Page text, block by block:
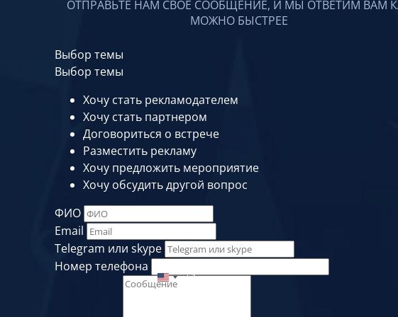
ОТПРАВЬТЕ НАМ СВОЕ СООБЩЕНИЕ, И МЫ ОТВЕТИМ ВАМ
МОЖНО БЫСТРЕЕ
Выбор темы
Выбор темы
Хочу стать рекламодателем
Хочу стать партнером
Договориться о встрече
Разместить рекламу
Хочу предложить мероприятие
Хочу обсудить другой вопрос
ФИО
Email
Telegram или skype
Номер телефона
+1